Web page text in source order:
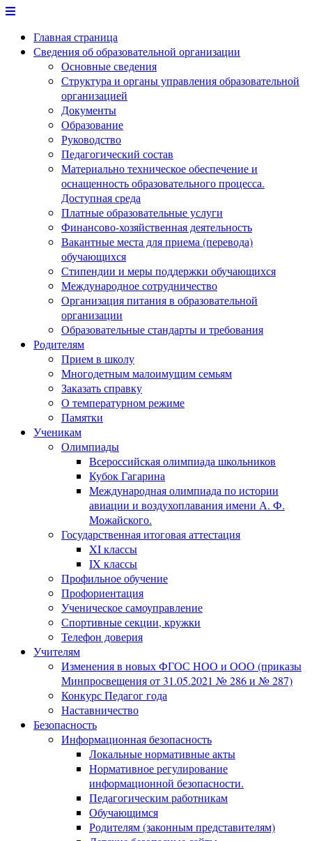
Перейти
содержимому
Главная страница
Сведения об образовательной организации
Основные сведения
Структура и органы управления образовательной
организацией
Документы
Образование
Руководство
Педагогический состав
Материально техническое обеспечение и
оснащенность образовательного процесса.
Доступная среда
Платные образовательные услуги
Финансово-хозяйственная деятельность
Вакантные места для приема (перевода)
обучающихся
Стипендии и меры поддержки обучающихся
Международное сотрудничество
Организация питания в образовательной
организации
Образовательные стандарты и требования
Родителям
Прием в школу
Многодетным малоимущим семьям
Заказать справку
О температурном режиме
Памятки
Ученикам
Олимпиады
Всероссийская олимпиада школьников
Кубок Гагарина
Международная олимпиада по истории
авиации и воздухоплавания имени А. Ф.
Можайского.
Государственная итоговая аттестация
XI классы
IX классы
Профильное обучение
Профориентация
Ученическое самоуправление
Спортивные секции, кружки
Телефон доверия
Учителям
Изменения в новых ФГОС НОО и ООО (приказы
Минпросвещения от 31.05.2021 № 286 и № 287)
Конкурс Педагог года
Наставничество
Безопасность
Информационная безопасность
Локальные нормативные акты
Нормативное регулирование
информационной безопасности.
Педагогическим работникам
Обучающимся
Родителям (законным представителям)